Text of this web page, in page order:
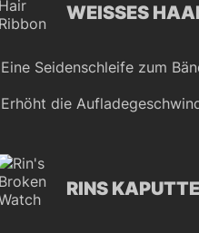
WEISSES
Eine Seidenschleife zum
Erhöht die
RINS